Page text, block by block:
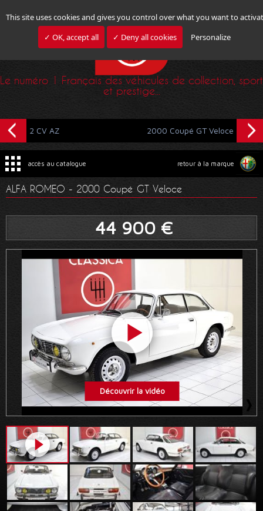
This site uses cookies and gives you control over what you want to
✓ OK, accept all
✓ Deny all cookies Personalize
Le numéro 1 Français des véhicules de collection, sport
et prestige...
2 CV AZ
accès au catalogue retour à la marque
2000 Coupé GT Veloce
ALFA ROMEO - 2000 Coupé GT Veloce
44 900 €
Découvrir la vidéo